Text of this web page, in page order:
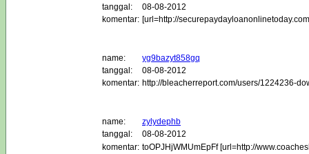
tanggal:
08-08-2012
komentar: [url=http://
name:
yg9bazyt858gq
tanggal:
08-08-2012
komentar: http://bleacherreport.com/users/1224236-
name:
zylydephb
tanggal:
08-08-2012
komentar: toOPJHjWMUmEpFf [url=http://